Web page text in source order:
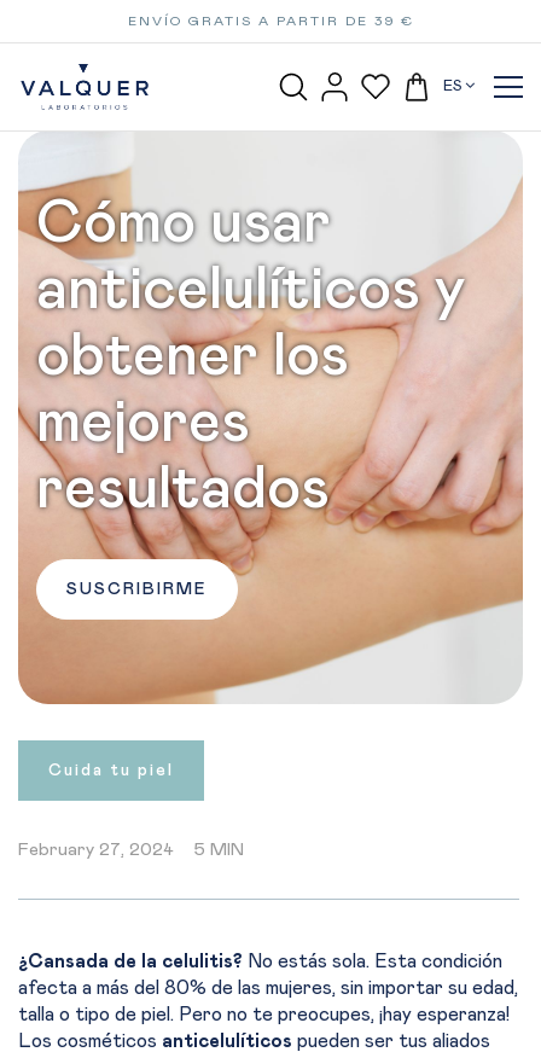
ENVÍO GRATIS A PARTIR DE 39 €
ES
Cómo usar
anticelulíticos y
obtener los
mejores
resultados
SUSCRIBIRME
Cuida tu piel
February 27, 2024 5 MIN
¿Cansada de la celulitis? No estás sola. Esta condición
afecta a más del 80% de las mujeres, sin importar su edad,
talla o tipo de piel. Pero no te preocupes, ¡hay esperanza!
Los cosméticos anticelulíticos pueden ser tus aliados